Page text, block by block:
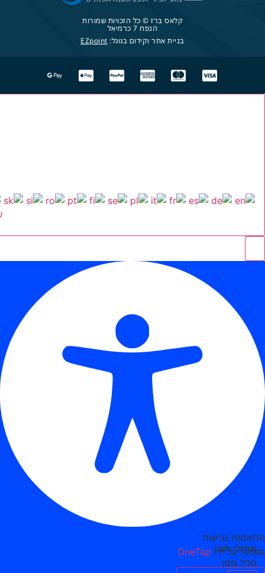
קלאס ברז © כל הזכויות שמורות
הנפח 7 כרמיאל
בניית אתר וקידום בגוגל: EZpoint
התאמות נגישות
מופעל על ידי OneTap מודולי תוכן
גודל גופן